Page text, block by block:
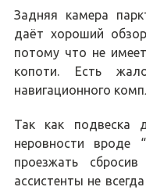
Задняя камера
даёт хороший
потому что не
копоти. Есть
навигационного
Так как подвеска
неровности вроде
проезжать
ассистенты не